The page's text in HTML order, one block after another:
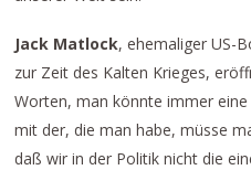
Jack Matlock, ehemaliger US-
zur Zeit des Kalten Krieges,
Worten, man könnte immer
mit der, die man habe, müsse
daß wir in der Politik nicht die